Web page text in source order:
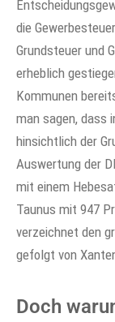
die
Grundsteuer und
erheblich
Kommunen
man sagen, dass
hinsichtlich der
Auswertung der
mit einem
Taunus mit 947
verzeichnet den
gefolgt von
Doch